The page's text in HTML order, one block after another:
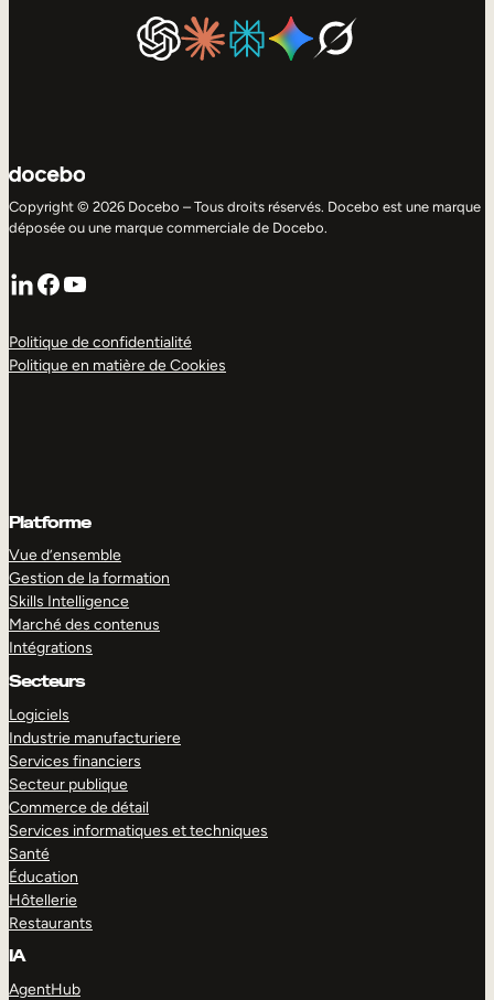
Copyright © 2026 Docebo – Tous droits réservés. Docebo est une marque
déposée ou une marque commerciale de Docebo.
LinkedIn
Facebook
YouTube
Politique de confidentialité
Politique en matière de Cookies
Platforme
Vue d’ensemble
Gestion de la formation
Skills Intelligence
Marché des contenus
Intégrations
Secteurs
Logiciels
Industrie manufacturiere
Services financiers
Secteur publique
Commerce de détail
Services informatiques et techniques
Santé
Éducation
Hôtellerie
Restaurants
IA
AgentHub